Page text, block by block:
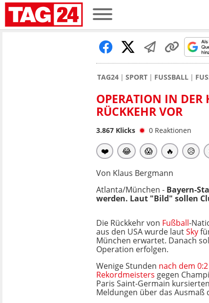
TAG24 SPORT FUSSBALL
OPERATION IN DER
RÜCKKEHR VOR
3.867 Klicks 0 Reaktionen
❤️ 😂 😱 🔥 😥
Von Klaus Bergmann
Atlanta/München - Bayern-
werden. Laut "Bild" sollen
Die Rückkehr von Fußball-
aus den USA wurde lautSky
München erwartet. Danach
Operation erfolgen.
Wenige Stunden nach dem
Rekordmeisters gegen
Paris Saint-Germain
Meldungen über das Ausmaß